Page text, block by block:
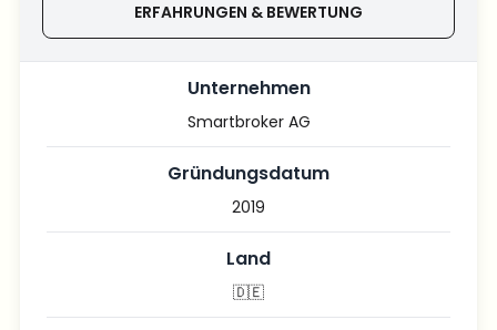
ERFAHRUNGEN & BEWERTUNG
Unternehmen
Smartbroker AG
Gründungsdatum
2019
Land
🇩🇪